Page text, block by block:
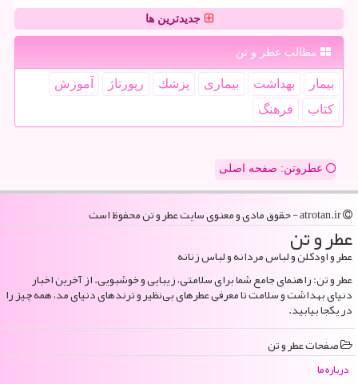
جدیدترین ها
مطالب عطر و تن
بیمار بهداشت بیماری پزشك رپورتاژ
آموزش
كتاب
فرهنگ
عطروتن: صفحه اصلی
عطر و تن
عطر و اودکلن و لباس مردانه و لباس زنانه
عطر و تن: راهنمای جامع شما برای سلامتی، زیبایی و خوشبویی. از آخرین اخبار
دنیای بهداشت و سلامت تا معرفی عطرهای بی‌نظیر و ترندهای دنیای مد، همه چیز را
در یکجا بیابید.
صفحات عطر و تن
درباره ما